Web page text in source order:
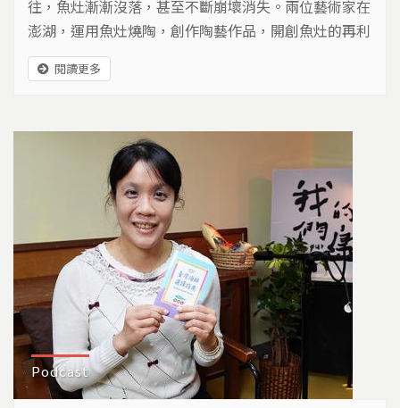
往，魚灶漸漸沒落，甚至不斷崩壞消失。兩位藝術家在
澎湖，運用魚灶燒陶，創作陶藝作品，開創魚灶的再利
用。
閱讀更多
Podcast